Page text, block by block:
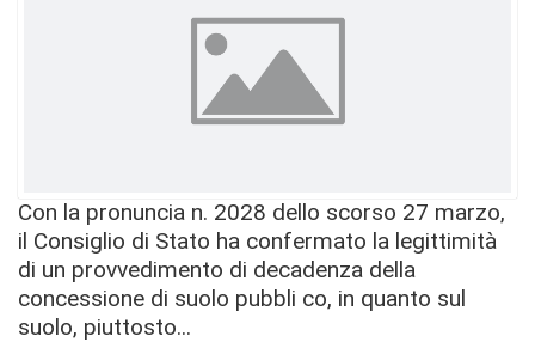
Con la pronuncia n. 2028 dello scorso 27 marzo,
il Consiglio di Stato ha confermato la legittimità
di un provvedimento di decadenza della
concessione di suolo pubbli co, in quanto sul
suolo, piuttosto...